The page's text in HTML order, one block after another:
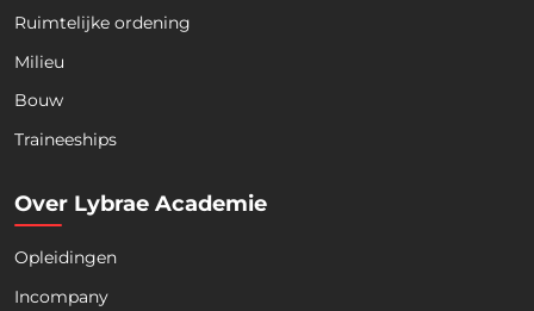
Ruimtelijke ordening
Milieu
Bouw
Traineeships
Over Lybrae Academie
Opleidingen
Incompany
Naam